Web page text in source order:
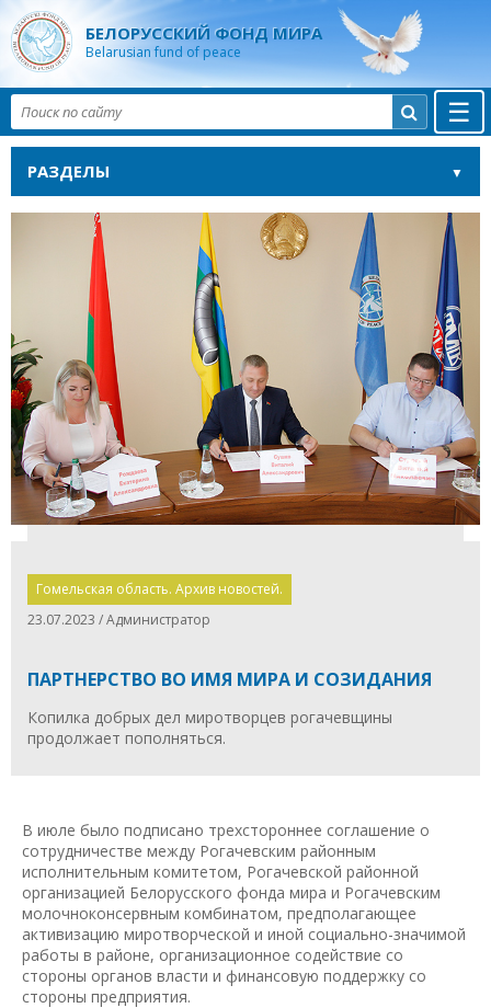
БЕЛОРУССКИЙ ФОНД МИРА
Belarusian fund of peace
☰

РАЗДЕЛЫ
Гомельская область. Архив новостей.
23.07.2023 / Администратор
ПАРТНЕРСТВО ВО ИМЯ МИРА И СОЗИДАНИЯ
Копилка добрых дел миротворцев рогачевщины
продолжает пополняться.
В июле было подписано трехстороннее соглашение о
сотрудничестве между Рогачевским районным
исполнительным комитетом, Рогачевской районной
организацией Белорусского фонда мира и Рогачевским
молочноконсервным комбинатом, предполагающее
активизацию миротворческой и иной социально-значимой
работы в районе, организационное содействие со
стороны органов власти и финансовую поддержку со
стороны предприятия.